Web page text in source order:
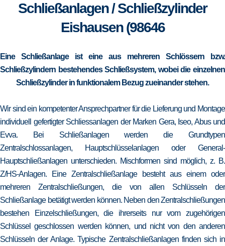
Schließanlagen / Schließzylinder
Eishausen (98646
Eine Schließanlage ist eine aus mehreren Schlössern bzw.
Schließzylindern bestehendes Schließsystem, wobei die einzelnen
Schließzylinder in funktionalem Bezug zueinander stehen.
Wir sind ein kompetenter Ansprechpartner für die Lieferung und Montage
individuell gefertigter Schliessanlagen der Marken Gera, Iseo, Abus und
Evva. Bei Schließanlagen werden die Grundtypen
Zentralschlossanlagen, Hauptschlüsselanlagen oder General-
Hauptschließanlagen unterschieden. Mischformen sind möglich, z. B.
Z/HS-Anlagen. Eine Zentralschließanlage besteht aus einem oder
mehreren Zentralschließungen, die von allen Schlüsseln der
Schließanlage betätigt werden können. Neben den Zentralschließungen
bestehen Einzelschließungen, die ihrerseits nur vom zugehörigen
Schlüssel geschlossen werden können, und nicht von den anderen
Schlüsseln der Anlage. Typische Zentralschließanlagen finden sich in